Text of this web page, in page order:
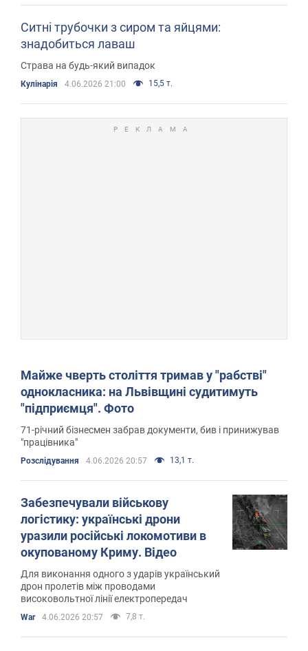
Ситні трубочки з сиром та яйцями:
знадобиться лаваш
Страва на будь-який випадок
Кулінарія 4.06.2026 21:00 15,5 т.
Майже чверть століття тримав у "рабстві"
однокласника: на Львівщині судитимуть
"підприємця". Фото
71-річний бізнесмен забрав документи, бив і принижував
"працівника"
Розслідування 4.06.2026 20:57 13,1 т.
Забезпечували військову
логістику: українські дрони
уразили російські локомотиви в
окупованому Криму. Відео
Для виконання одного з ударів український
дрон пролетів між проводами
високовольтної лінії електропередач
War 4.06.2026 20:57 7,8 т.